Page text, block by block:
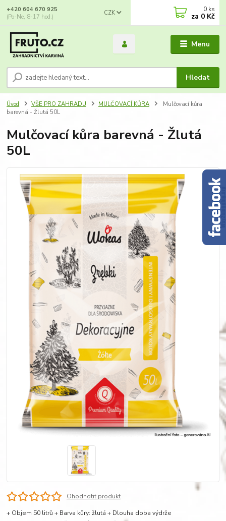
Menu
CZK
Hledat
+420 604 670 925
(Po-Ne, 8-17 hod.)
0 ks
za 0 Kč
Úvod VŠE PRO ZAHRADU MULČOVACÍ KŮRA
Mulčovací kůra
barevná - Žlutá 50L
Mulčovací kůra barevná - Žlutá
50L
Ohodnotit produkt
+ Objem 50 litrů + Barva kůry: žlutá + Dlouha doba výdrže